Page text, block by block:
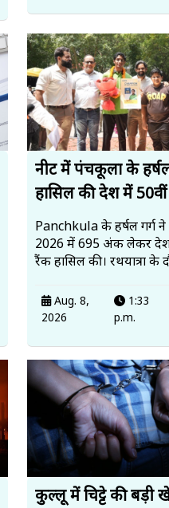
नीट में पंचकूला के
हासिल की देश में
Panchkula के हर्षल गर्ग
2026 में 695 अंक लेकर देश
रैंक हासिल की। रथयात्रा के
Aug. 8,
2026
1:33
p.m.
कुल्लू में चिट्टे की बड़ी